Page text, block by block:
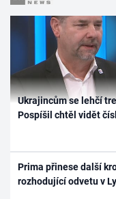
Ukrajincům se lehčí
Pospíšil chtěl vidět
Prima přinese další
rozhodující odvetu v